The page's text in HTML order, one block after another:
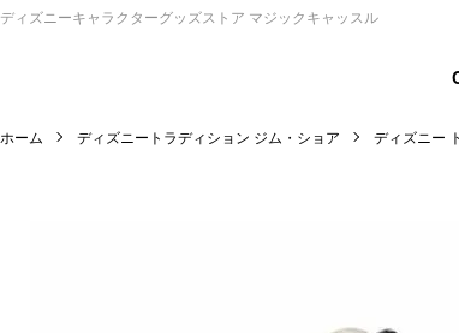
ディズニーキャラクターグッズストア マジックキャッスル
ホーム ディズニートラディション ジム・ショア ディズニー